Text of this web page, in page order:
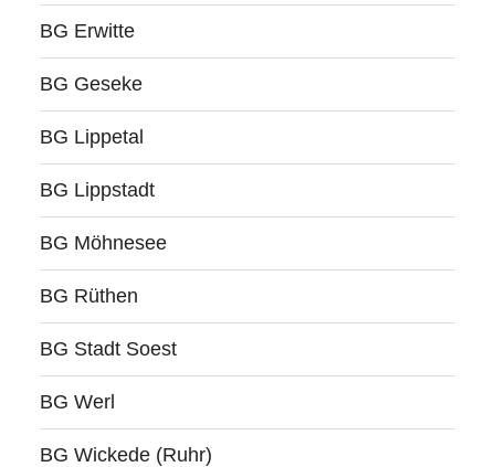
BG Erwitte
BG Geseke
BG Lippetal
BG Lippstadt
BG Möhnesee
BG Rüthen
BG Stadt Soest
BG Werl
BG Wickede (Ruhr)